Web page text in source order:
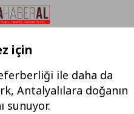
için
ile daha da
Antalyalılara doğanın
sunuyor.